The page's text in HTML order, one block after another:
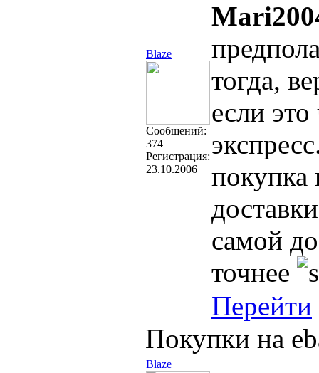
Blaze
Cообщений:
374
Регистрация:
23.10.2006
тогда,
если
покупка
самой
точнее
Перейти
Покупки на
Blaze